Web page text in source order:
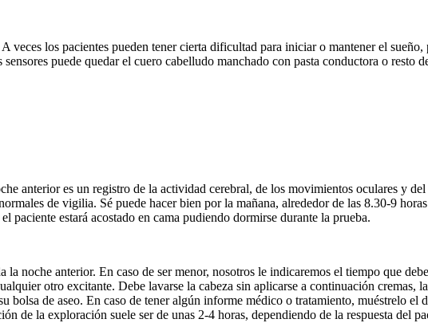
veces los pacientes pueden tener cierta dificultad para iniciar o mantener el
puede quedar el cuero cabelludo manchado con pasta conductora o resto
anterior es un registro de la actividad cerebral, de los movimientos oculares y
de vigilia. Sé puede hacer bien por la mañana, alrededor de las 8.30-9
paciente estará acostado en cama pudiendo dormirse durante la prueba.
la noche anterior. En caso de ser menor, nosotros le indicaremos el tiempo que
otro excitante. Debe lavarse la cabeza sin aplicarse a continuación
bolsa de aseo. En caso de tener algún informe médico o tratamiento, muéstrelo
de la exploración suele ser de unas 2-4 horas, dependiendo de la respuesta del